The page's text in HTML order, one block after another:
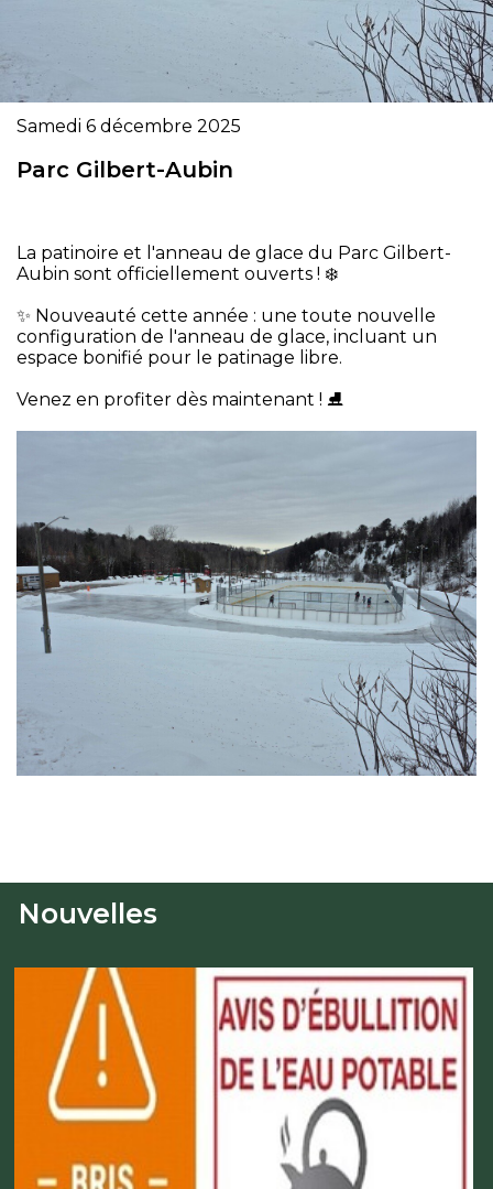
Samedi 6 décembre 2025
Parc Gilbert-Aubin
La patinoire et l'anneau de glace du Parc Gilbert-
Aubin sont officiellement ouverts ! ❄️
✨ Nouveauté cette année : une toute nouvelle
configuration de l'anneau de glace, incluant un
espace bonifié pour le patinage libre.
Venez en profiter dès maintenant ! ⛸️
Nouvelles